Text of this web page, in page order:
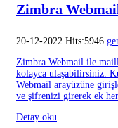
Zimbra
20-12-2022 Hits:5946
Zimbra Webmail ile
kolayca ulaşabilirsiniz.
Webmail arayüzüne
ve şifrenizi girerek ek
Detay oku